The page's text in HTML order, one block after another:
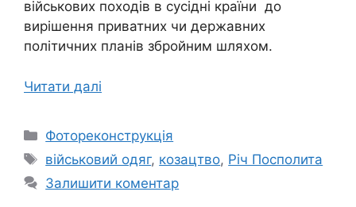
військових походів в сусідні країни до
вирішення приватних чи державних
політичних планів збройним шляхом.
Читати далі
Категорії
Фотореконструкція
Позначки
військовий одяг, козацтво, Річ Посполита
Залишити коментар